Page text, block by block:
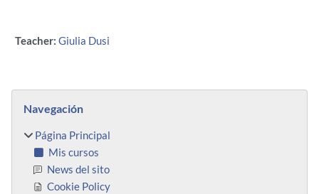
Teacher: Giulia Dusi
Bloques
Navegación
Página Principal
Mis cursos
News del sito
Cookie Policy